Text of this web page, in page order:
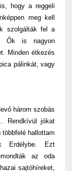
hogy a reggeli
meg kell
szolgálták fel a
Ők is nagyon
Minden étkezés
pálinkát, vagy
három szobás
Rendkívül jókat
hallottam
Erdélybe. Ezt
az oda
sajtóhíreket,